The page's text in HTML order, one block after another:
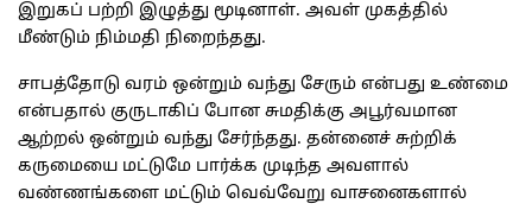
இறுகப் பற்றி இழுத்து மூடினாள். அவள் முகத்தில்
மீண்டும் நிம்மதி நிறைந்தது.
சாபத்தோடு வரம் ஒன்றும் வந்து சேரும் என்பது உண்மை
என்பதால் குருடாகிப் போன சுமதிக்கு அபூர்வமான
ஆற்றல் ஒன்றும் வந்து சேர்ந்தது. தன்னைச் சுற்றிக்
கருமையை மட்டுமே பார்க்க முடிந்த அவளால்
வண்ணங்களை மட்டும் வெவ்வேறு வாசனைகளால்